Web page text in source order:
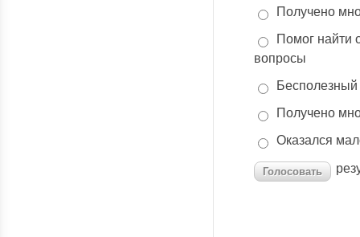
Получено
Помог найти
вопросы
Бесполезный
Получено
Оказался